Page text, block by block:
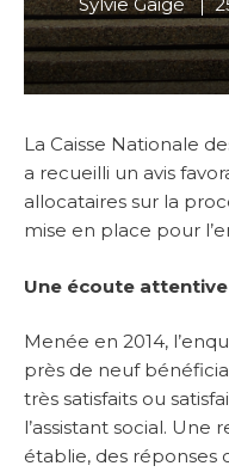
Sylvie Gaigé
La Caisse Nationale
a recueilli un avis
allocataires sur la
mise en place pour
Une écoute attentive
Menée en 2014,
près de neuf
très satisfaits ou
l’assistant social. Une
établie, des réponses